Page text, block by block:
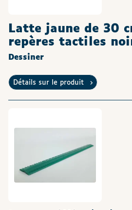
Latte jaune de 30
repères tactiles
Dessiner
Détails sur le produit